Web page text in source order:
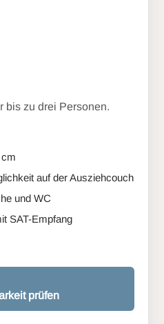
bis zu drei Personen.
auf der Ausziehcouch
und WC
SAT-Empfang
prüfen